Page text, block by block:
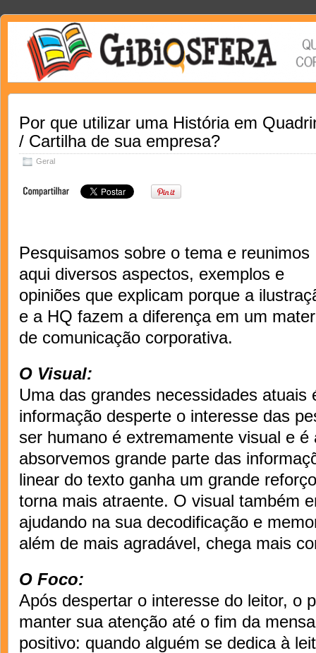
Por que utilizar uma História em
/ Cartilha de sua empresa?
Geral
Pesquisamos sobre o tema e reunimos
aqui diversos aspectos, exemplos e
opiniões que explicam porque a
e a HQ fazem a diferença em um
de comunicação corporativa.
O Visual:
Uma das grandes necessidades atuais
informação desperte o interesse das
ser humano é extremamente visual e
absorvemos grande parte das
linear do texto ganha um grande
torna mais atraente. O visual também
ajudando na sua decodificação e
além de mais agradável, chega mais
O Foco:
Após despertar o interesse do leitor, o
manter sua atenção até o fim da
positivo: quando alguém se dedica à